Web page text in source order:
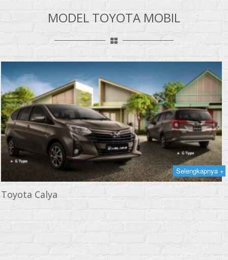
MODEL TOYOTA MOBIL
Selengkapnya +
Toyota Calya